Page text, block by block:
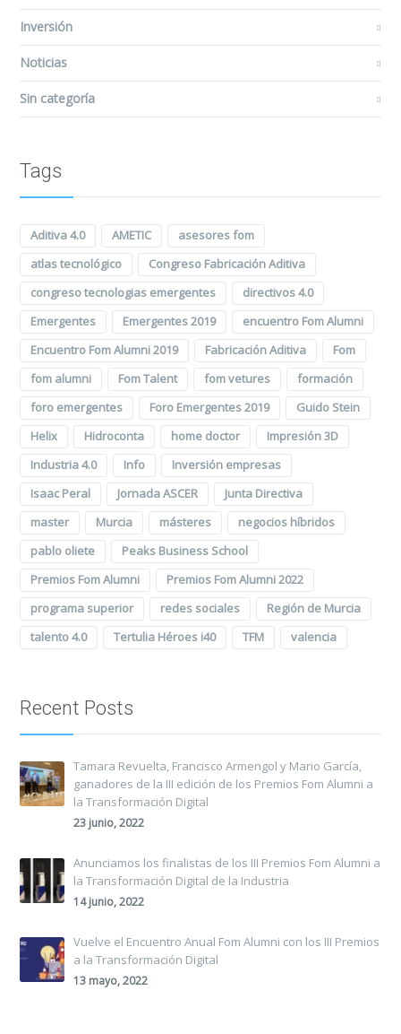
Inversión
Noticias
Sin categoría
Tags
Aditiva 4.0 AMETIC
asesores fom
atlas tecnológico
Congreso Fabricación Aditiva
congreso tecnologias emergentes
directivos 4.0
Emergentes
Emergentes 2019
encuentro Fom Alumni
Encuentro Fom Alumni 2019
Fabricación Aditiva
Fom
fom alumni
Fom Talent fom vetures
formación
foro emergentes
Foro Emergentes 2019
Guido Stein
Helix
Hidroconta home doctor
Impresión 3D
Industria 4.0
Info
Inversión empresas
Isaac Peral
Jornada ASCER
Junta Directiva
master
Murcia másteres
negocios híbridos
pablo oliete
Peaks Business School
Premios Fom Alumni
Premios Fom Alumni 2022
programa superior
redes sociales
Región de Murcia
talento 4.0
Tertulia Héroes i40 TFM valencia
Recent Posts
Tamara Revuelta, Francisco Armengol y Mario García,
ganadores de la III edición de los Premios Fom Alumni a
la Transformación Digital
23 junio, 2022
Anunciamos los finalistas de los III Premios Fom Alumni a
la Transformación Digital de la Industria
14 junio, 2022
Vuelve el Encuentro Anual Fom Alumni con los III Premios
a la Transformación Digital
13 mayo, 2022